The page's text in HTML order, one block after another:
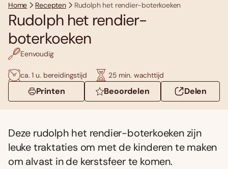
Home Recepten Rudolph het rendier-boterkoeken
Rudolph het rendier-
boterkoeken
Eenvoudig
ca. 1 u. bereidingstijd 25 min. wachttijd
Printen Beoordelen Delen
Deze rudolph het rendier-boterkoeken zijn
leuke traktaties om met de kinderen te maken
om alvast in de kerstsfeer te komen.